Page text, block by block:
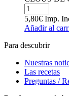
5,80€ Imp.
Añadir al
Para descubrir
Nuestras
Las recetas
Preguntas /